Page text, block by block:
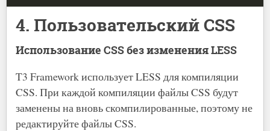
4. Пользовательский CSS
Использование CSS без изменения LESS
T3 Framework использует LESS для компиляции
CSS. При каждой компиляции файлы CSS будут
заменены на вновь скомпилированные, поэтому не
редактируйте файлы CSS.